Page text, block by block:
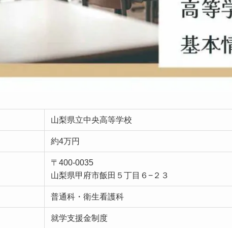
山梨県立中央高等学校
約4万円
〒400-0035
山梨県甲府市飯田５丁目６−２３
普通科・衛生看護科
就学支援金制度